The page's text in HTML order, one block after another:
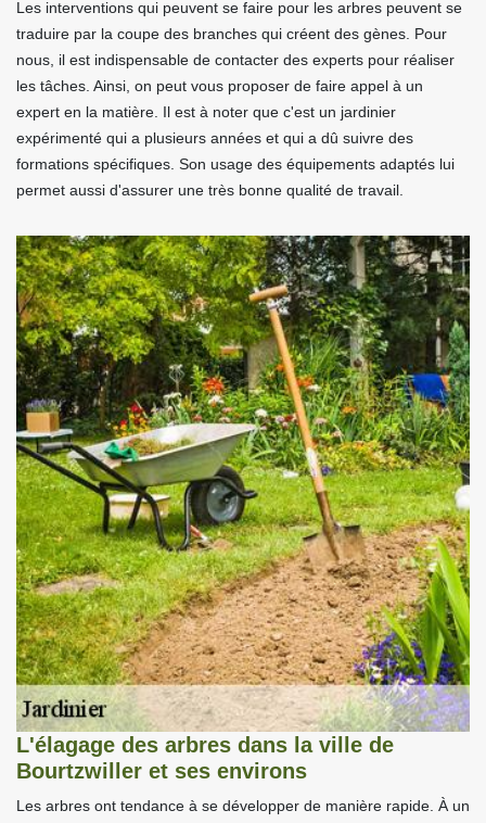
Les interventions qui peuvent se faire pour les arbres peuvent se
traduire par la coupe des branches qui créent des gènes. Pour
nous, il est indispensable de contacter des experts pour réaliser
les tâches. Ainsi, on peut vous proposer de faire appel à un
expert en la matière. Il est à noter que c'est un jardinier
expérimenté qui a plusieurs années et qui a dû suivre des
formations spécifiques. Son usage des équipements adaptés lui
permet aussi d'assurer une très bonne qualité de travail.
L'élagage des arbres dans la ville de
Bourtzwiller et ses environs
Les arbres ont tendance à se développer de manière rapide. À un